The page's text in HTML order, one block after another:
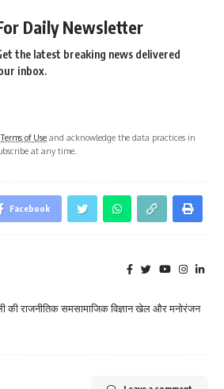
Daily Newsletter
the latest breaking news delivered
inbox.
Terms of Use and acknowledge the data practices in
at any time.
Facebook
की राजनीतिक समसामाजिक विज्ञान खेल और मनोरंजन